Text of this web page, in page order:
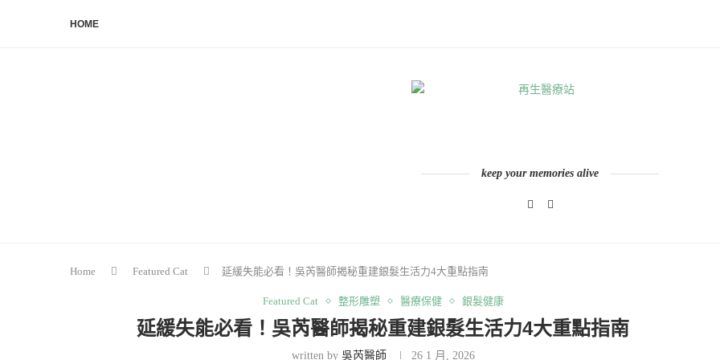
HOME
keep your memories alive
Home Featured Cat 延緩失能必看！吳芮醫師揭秘重建銀髮生活力4大重點指南
Featured Cat 整形雕塑 醫療保健 銀髮健康
延緩失能必看！吳芮醫師揭秘重建銀髮生活力4大重點指南
written by 吳芮醫師 26 1 月, 2026